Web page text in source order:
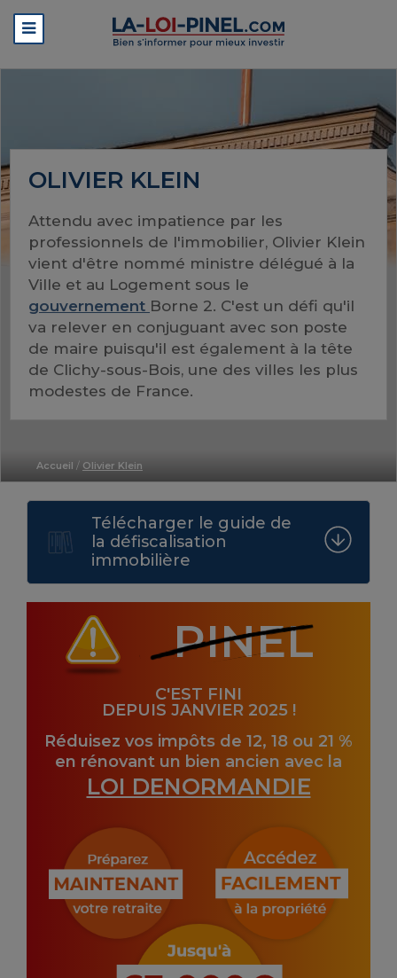
OLIVIER KLEIN
Attendu avec impatience par les
professionnels de l'immobilier, Olivier Klein
vient d'être nommé ministre délégué à la
Ville et au Logement sous le
gouvernement Borne 2. C'est un défi qu'il
va relever en conjuguant avec son poste
de maire puisqu'il est également à la tête
de Clichy-sous-Bois, une des villes les plus
modestes de France.
Accueil / Olivier Klein
PINEL
C'EST FINI
DEPUIS JANVIER 2025 !
Réduisez vos impôts de 12, 18 ou 21 %
en rénovant un bien ancien avec la
LOI DENORMANDIE
Télécharger le guide de
la défiscalisation
immobilière